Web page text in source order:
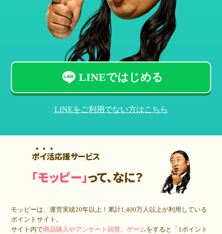
LINEではじめる
LINEをご利用でない方はこちら
ポイ活応援サービス
「モッピー」って、なに？
モッピーは、運営実績20年以上！累計1,400万人 以上が利用している
ポイントサイト。
サイト内で商品購入やアンケート回答、ゲームをすると「1ポイント